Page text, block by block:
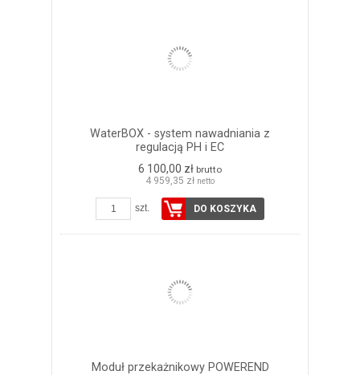
WaterBOX - system nawadniania z
regulacją PH i EC
6 100,00 zł brutto
4 959,35 zł netto
szt. DO KOSZYKA
Moduł przekażnikowy POWEREND